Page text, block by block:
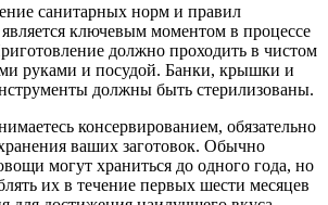
санитарных норм и правил
является ключевым моментом в процессе
должно проходить в чистом
руками и посудой. Банки, крышки и
должны быть стерилизованы.
консервированием, обязательно
ваших заготовок. Обычно
могут храниться до одного года, но
их в течение первых шести месяцев